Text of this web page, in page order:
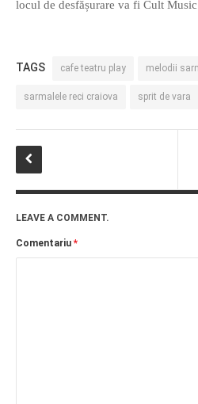
PRIETENI DIN BREASLA
locul de desfășurare va fi Cult
TAGS cafe teatru play melodii
sarmalele reci craiova sprit de vara
LEAVE A COMMENT.
Comentariu *